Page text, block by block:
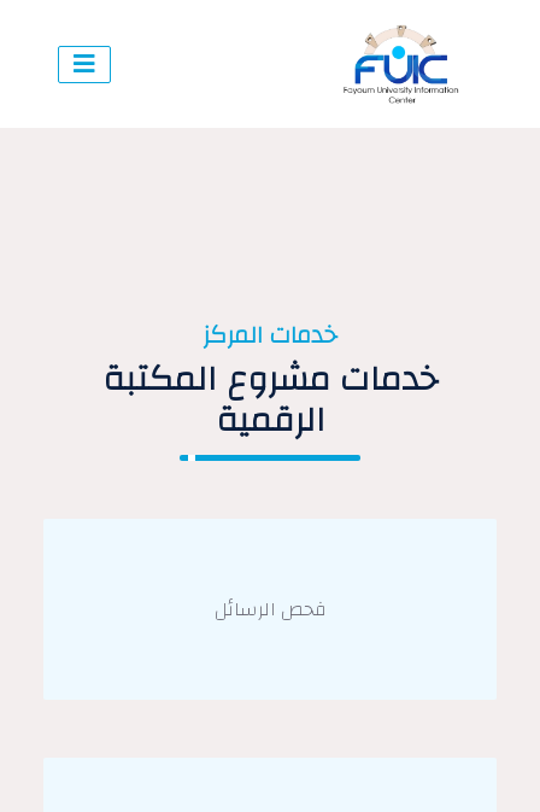
خدمات المركز
خدمات مشروع المكتبة
الرقمية
فحص الرسائل